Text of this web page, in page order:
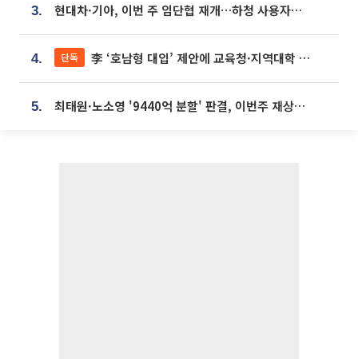
3. 현대차·기아, 이번 주 임단협 재개…하청 사용자성 재심도 ‘변수’
4. 단독 李 ‘호남형 대입’ 제안에 교육청·지역대학 서·논술형 입시 연계 '착수'
5. 최태원·노소영 '9440억 분할' 판결, 이번주 재상고 여부 주목